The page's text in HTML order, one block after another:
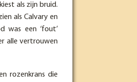
als zijn bruid.
als Calvary en
was een ‘fout’
alle vertrouwen
rozenkrans die